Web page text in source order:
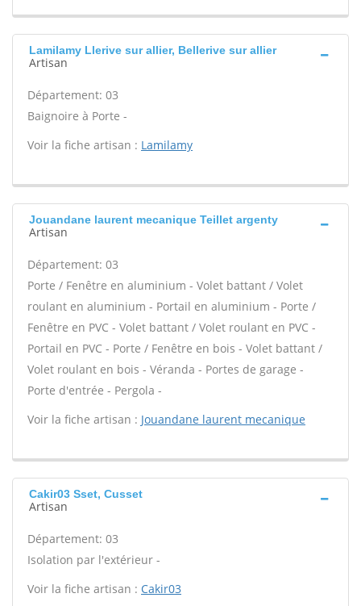
Lamilamy Llerive sur allier, Bellerive sur allier
Artisan
Département: 03
Baignoire à Porte -
Voir la fiche artisan : Lamilamy
Jouandane laurent mecanique Teillet argenty
Artisan
Département: 03
Porte / Fenêtre en aluminium - Volet battant / Volet
roulant en aluminium - Portail en aluminium - Porte /
Fenêtre en PVC - Volet battant / Volet roulant en PVC -
Portail en PVC - Porte / Fenêtre en bois - Volet battant /
Volet roulant en bois - Véranda - Portes de garage -
Porte d'entrée - Pergola -
Voir la fiche artisan : Jouandane laurent mecanique
Cakir03 Sset, Cusset
Artisan
Département: 03
Isolation par l'extérieur -
Voir la fiche artisan : Cakir03